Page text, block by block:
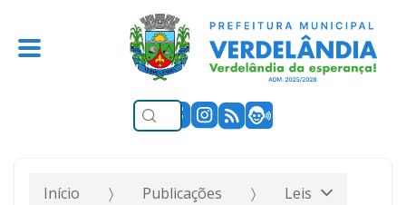
Início Publicações Leis